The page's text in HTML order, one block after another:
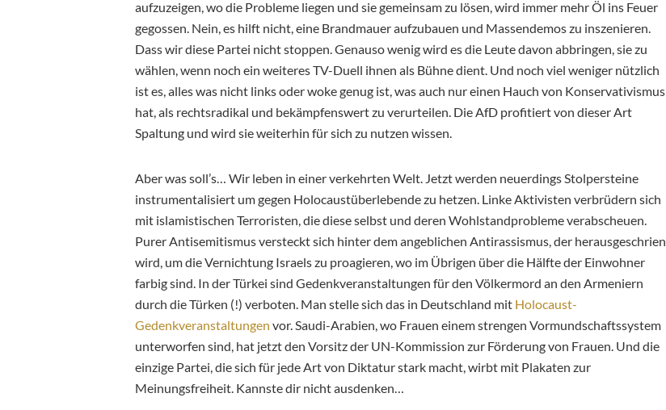
aufzuzeigen, wo die Probleme liegen und sie gemeinsam zu lösen, wird immer mehr Öl ins Feuer
gegossen. Nein, es hilft nicht, eine Brandmauer aufzubauen und Massendemos zu inszenieren.
Dass wir diese Partei nicht stoppen. Genauso wenig wird es die Leute davon abbringen, sie zu
wählen, wenn noch ein weiteres TV-Duell ihnen als Bühne dient. Und noch viel weniger nützlich
ist es, alles was nicht links oder woke genug ist, was auch nur einen Hauch von Konservativismus
hat, als rechtsradikal und bekämpfenswert zu verurteilen. Die AfD profitiert von dieser Art
Spaltung und wird sie weiterhin für sich zu nutzen wissen.
Aber was soll’s… Wir leben in einer verkehrten Welt. Jetzt werden neuerdings Stolpersteine
instrumentalisiert um gegen Holocaustüberlebende zu hetzen. Linke Aktivisten verbrüdern sich
mit islamistischen Terroristen, die diese selbst und deren Wohlstandprobleme verabscheuen.
Purer Antisemitismus versteckt sich hinter dem angeblichen Antirassismus, der herausgeschrien
wird, um die Vernichtung Israels zu proagieren, wo im Übrigen über die Hälfte der Einwohner
farbig sind. In der Türkei sind Gedenkveranstaltungen für den Völkermord an den Armeniern
durch die Türken (!) verboten. Man stelle sich das in Deutschland mit Holocaust-
Gedenkveranstaltungen vor. Saudi-Arabien, wo Frauen einem strengen Vormundschaftssystem
unterworfen sind, hat jetzt den Vorsitz der UN-Kommission zur Förderung von Frauen. Und die
einzige Partei, die sich für jede Art von Diktatur stark macht, wirbt mit Plakaten zur
Meinungsfreiheit. Kannste dir nicht ausdenken…